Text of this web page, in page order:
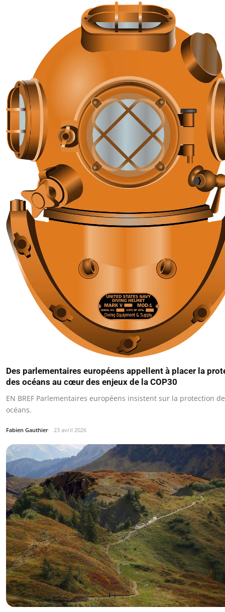
Des parlementaires européens appellent à placer la
des océans au cœur des enjeux de la COP30
EN BREF Parlementaires européens insistent sur la protection
océans.
Fabien Gauthier 23 avril 2026